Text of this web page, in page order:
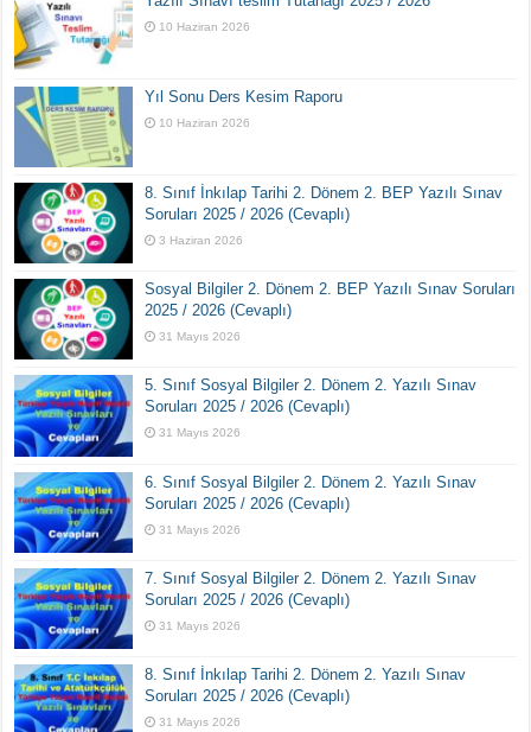
10 Haziran 2026
Yıl Sonu Ders Kesim Raporu
10 Haziran 2026
8. Sınıf İnkılap Tarihi 2. Dönem 2. BEP Yazılı Sınav
Soruları 2025 / 2026 (Cevaplı)
3 Haziran 2026
Sosyal Bilgiler 2. Dönem 2. BEP Yazılı Sınav Soruları
2025 / 2026 (Cevaplı)
31 Mayıs 2026
5. Sınıf Sosyal Bilgiler 2. Dönem 2. Yazılı Sınav
Soruları 2025 / 2026 (Cevaplı)
31 Mayıs 2026
6. Sınıf Sosyal Bilgiler 2. Dönem 2. Yazılı Sınav
Soruları 2025 / 2026 (Cevaplı)
31 Mayıs 2026
7. Sınıf Sosyal Bilgiler 2. Dönem 2. Yazılı Sınav
Soruları 2025 / 2026 (Cevaplı)
31 Mayıs 2026
8. Sınıf İnkılap Tarihi 2. Dönem 2. Yazılı Sınav
Soruları 2025 / 2026 (Cevaplı)
31 Mayıs 2026